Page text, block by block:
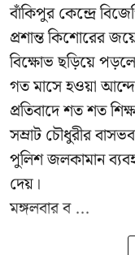
বাঁকিপুর কেন্দ্রে
প্রশান্ত কিশোরের
বিক্ষোভ ছড়িয়ে
গত মাসে হওয়া
প্রতিবাদে শত শত
সম্রাট চৌধুরীর
পুলিশ জলকামান
দেয়।
মঙ্গলবার ব ...